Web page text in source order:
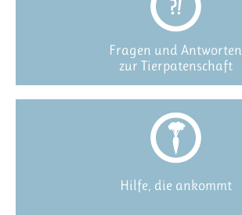
Fragen und Antworten
zur Tierpatenschaft
Hilfe, die ankommt